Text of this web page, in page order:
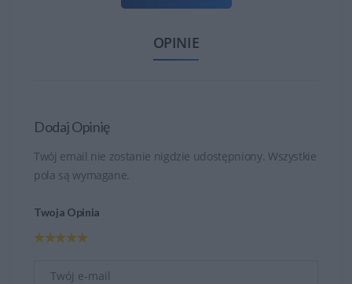
OPINIE
Dodaj Opinię
Twój email nie zostanie nigdzie udostępniony. Wszystkie
pola są wymagane.
Twoja Opinia